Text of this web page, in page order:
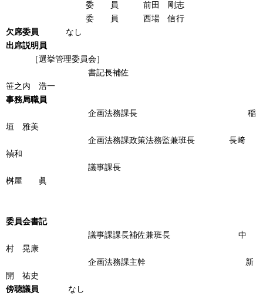
委 員 前田 剛志
委 員 西場 信行
欠席委員 なし
出席説明員
［選挙管理委員会］
書記長補佐
笹之内 浩一
事務局職員
企画法務課長 稲
垣 雅美
企画法務課政策法務監兼班長 長﨑
禎和
議事課長
桝屋 眞
委員会書記
議事課課長補佐兼班長 中
村 晃康
企画法務課主幹 新
開 祐史
傍聴議員 なし